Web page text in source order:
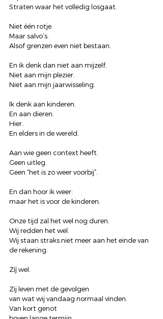
Straten waar het volledig losgaat.
Niet één rotje.
Maar salvo’s.
Alsof grenzen even niet bestaan.
En ik denk dan niet aan mijzelf.
Niet aan mijn plezier.
Niet aan mijn jaarwisseling.
Ik denk aan kinderen.
En aan dieren.
Hier.
En elders in de wereld.
Aan wie geen context heeft.
Geen uitleg.
Geen “het is zo weer voorbij”.
En dan hoor ik weer:
maar het is voor de kinderen.
Onze tijd zal het wel nog duren.
Wij redden het wel.
Wij staan straks niet meer aan het einde van
de rekening.
Zíj wel.
Zij leven met de gevolgen
van wat wij vandaag normaal vinden.
Van kort genot